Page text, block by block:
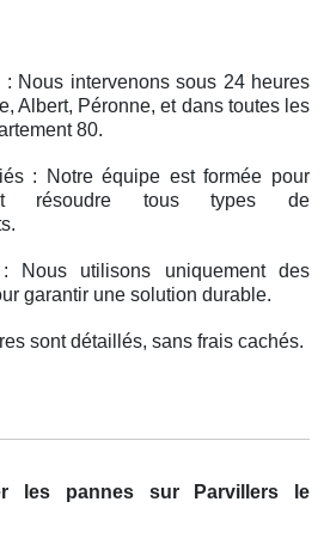
: Nous intervenons sous 24 heures
Albert, Péronne, et dans toutes les
80.
: Notre équipe est formée pour
et résoudre tous types de
Nous utilisons uniquement des
garantir une solution durable.
sont détaillés, sans frais cachés.
les pannes sur Parvillers le